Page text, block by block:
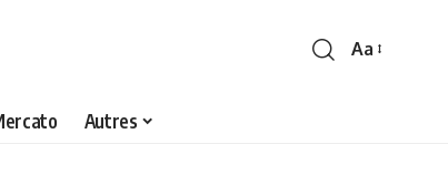
Font
Aa
Autres